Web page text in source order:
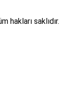
hakları saklıdır.